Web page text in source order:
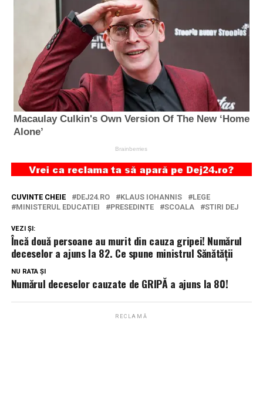
CUVINTE CHEIE DEJ24.RO KLAUS IOHANNIS
LEGE
MINISTERUL EDUCATIEI
PRESEDINTE SCOALA STIRI DEJ
VEZI ȘI:
Încă două persoane au murit din cauza gripei! Numărul
deceselor a ajuns la 82. Ce spune ministrul Sănătăţii
NU RATA ȘI
Numărul deceselor cauzate de GRIPĂ a ajuns la 80!
RECLAMĂ